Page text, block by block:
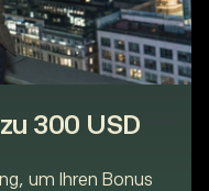
300 USD
um Ihren Bonus